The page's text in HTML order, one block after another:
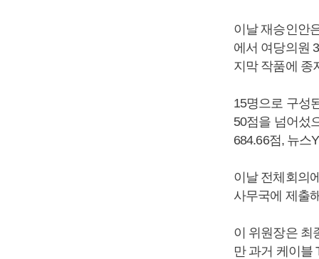
이날 재승인안
에서 여당의원
지막 작품에 종
15명으로 구성
50점을 넘어섰
684.66점, 뉴스
이날 전체회의
사무국에 제출
이 위원장은 최
만 과거 케이블